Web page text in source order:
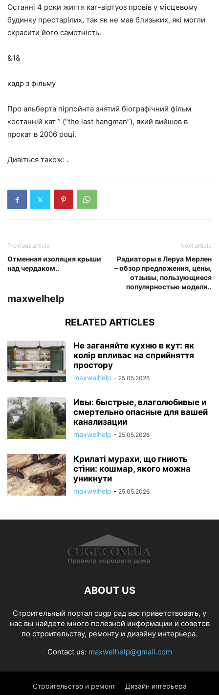
Останні 4 роки життя кат-віртуоз провів у місцевому
будинку престарілих, так як не мав близьких, які могли
скрасити його самотність.
&1&
кадр з фільму
Про альберта пірпойнта знятий біографічний фільм
«останній кат ” (“the last hangman”), який вийшов в
прокат в 2006 році.
Дивіться також: .
Previous article
Отменная изоляция крыши
над чердаком..
Next article
Радиаторы в Леруа Мерлен
– обзор предложения, цены,
отзывы, пользующиеся
популярностью модели..
maxwelhelp
RELATED ARTICLES
Не заганяйте кухню в кут: як
колір впливає на сприйняття
простору
maxwelhelp - 25.05.2026
Ивы: быстрые, влаголюбивые и
смертельно опасные для вашей
канализации
maxwelhelp - 25.05.2026
Крилаті мурахи, що гниють
стіни: кошмар, якого можна
уникнути
maxwelhelp - 25.05.2026
ABOUT US
Строительный портал cugp рад вас приветствовать, у
нас вы найдете много полезной информации и советов
по строительству, ремонту и дизайну интерьера.
Contact us: maxwelhelp@gmail.com
Строительство и ремонт Дизайн интерьера